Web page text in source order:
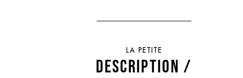
LA PETITE
DESCRIPTION /